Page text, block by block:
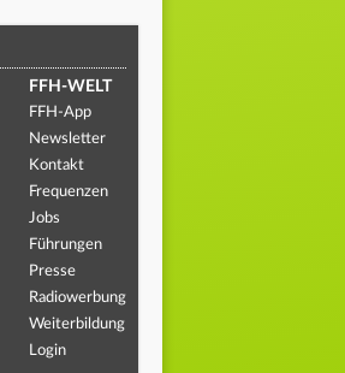
FFH-WELT
FFH-App
Newsletter
Kontakt
Frequenzen
Jobs
Führungen
Presse
Radiowerbung
Weiterbildung
Login